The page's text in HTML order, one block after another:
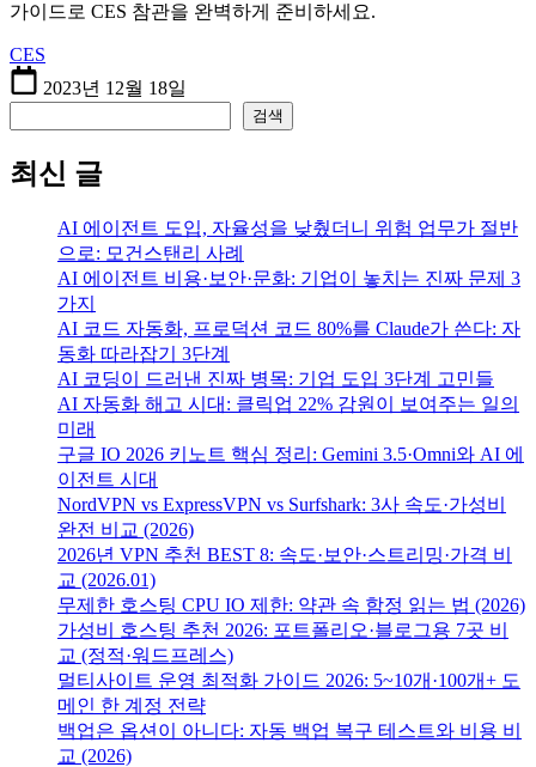
가이드로 CES 참관을 완벽하게 준비하세요.
CES
2023년 12월 18일
검색
최신 글
AI 에이전트 도입, 자율성을 낮췄더니 위험 업무가 절반
으로: 모건스탠리 사례
AI 에이전트 비용·보안·문화: 기업이 놓치는 진짜 문제 3
가지
AI 코드 자동화, 프로덕션 코드 80%를 Claude가 쓴다: 자
동화 따라잡기 3단계
AI 코딩이 드러낸 진짜 병목: 기업 도입 3단계 고민들
AI 자동화 해고 시대: 클릭업 22% 감원이 보여주는 일의
미래
구글 IO 2026 키노트 핵심 정리: Gemini 3.5·Omni와 AI 에
이전트 시대
NordVPN vs ExpressVPN vs Surfshark: 3사 속도·가성비
완전 비교 (2026)
2026년 VPN 추천 BEST 8: 속도·보안·스트리밍·가격 비
교 (2026.01)
무제한 호스팅 CPU IO 제한: 약관 속 함정 읽는 법 (2026)
가성비 호스팅 추천 2026: 포트폴리오·블로그용 7곳 비
교 (정적·워드프레스)
멀티사이트 운영 최적화 가이드 2026: 5~10개·100개+ 도
메인 한 계정 전략
백업은 옵션이 아니다: 자동 백업 복구 테스트와 비용 비
교 (2026)